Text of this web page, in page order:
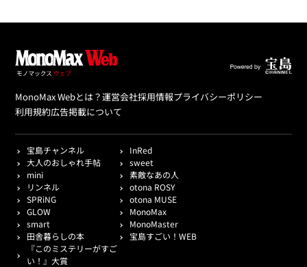
MonoMax Webとは？運営会社採用情報プライバシーポリシー
利用規約広告掲載について
宝島チャンネル
InRed
大人のおしゃれ手帖
sweet
mini
素敵なあの人
リンネル
otona ROSY
SPRiNG
otona MUSE
GLOW
MonoMax
smart
MonoMaster
田舎暮らしの本
宝島すごい！WEB
『このミステリーがすご
い！』大賞